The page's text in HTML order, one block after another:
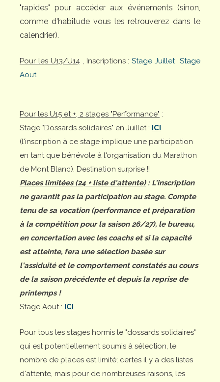
"rapides" pour accéder aux événements (sinon,
comme d'habitude vous les retrouverez dans le
calendrier).
Pour les U13/U14, Inscriptions :Stage Juillet Stage
Aout
Pour les U15 et +, 2 stages "Performance" :
Stage "Dossards solidaires" en Juillet : ICI
(l'inscription à ce stage implique une participation
en tant que bénévole à l'organisation du Marathon
de Mont Blanc). Destination surprise !!
Places limitées (24 + liste d'attente): L'inscription
ne garantit pas la participation au stage. Compte
tenu de sa vocation (performance et préparation
à la compétition pour la saison 26/27), le bureau,
en concertation avec les coachs et si la capacité
est atteinte, fera une sélection basée sur
l'assiduité et le comportement constatés au cours
de la saison précédente et depuis la reprise de
printemps !
Stage Aout : ICI
Pour tous les stages hormis le "dossards solidaires"
qui est potentiellement soumis à sélection, le
nombre de places est limité; certes il y a des listes
d'attente, mais pour de nombreuses raisons, les